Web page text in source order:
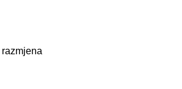
razmjena